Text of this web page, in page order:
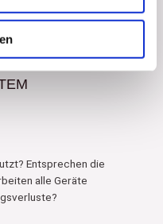
benötigen Sie? Haben
aktuell und ausfallsicher?
Entsprechen die
alle Geräte